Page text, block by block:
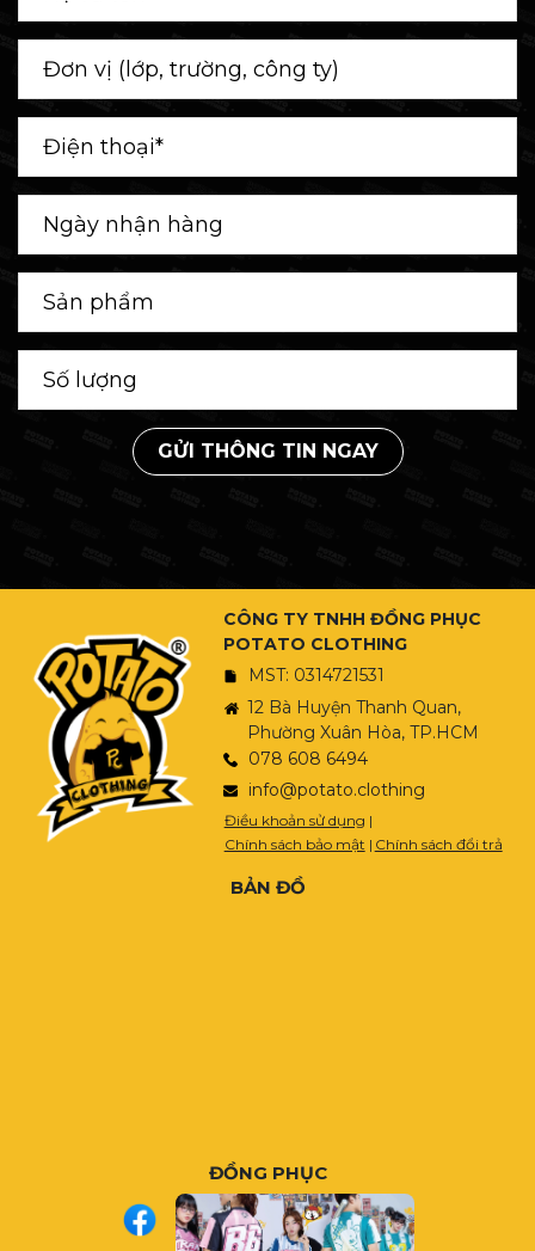
GỬI THÔNG TIN NGAY
CÔNG TY TNHH ĐỒNG PHỤC
POTATO CLOTHING
MST: 0314721531
12 Bà Huyện Thanh Quan,
Phường Xuân Hòa, TP.HCM
078 608 6494
info@potato.clothing
Điều khoản sử dụng |
Chính sách bảo mật | Chính sách đổi trả
BẢN ĐỒ
ĐỒNG PHỤC